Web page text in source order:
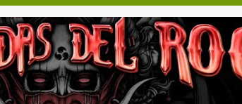
TAQUILLA.COM